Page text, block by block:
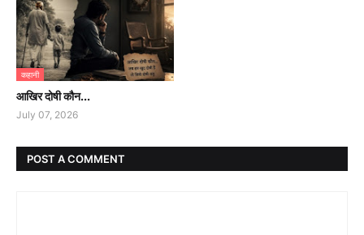
कहानी
आखिर दोषी कौन...
July 07, 2026
POST A COMMENT